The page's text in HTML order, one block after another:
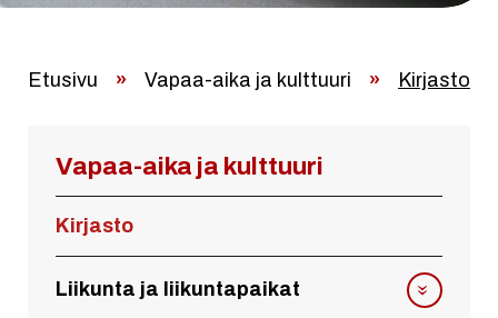
Etusivu » Vapaa-aika ja kulttuuri » Kirjasto
Vapaa-aika ja kulttuuri
Kirjasto
Liikunta ja liikuntapaikat